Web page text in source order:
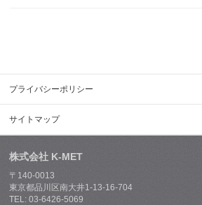
プライバシーポリシー
サイトマップ
株式会社 K-MET
〒140-0013
東京都品川区南大井1-13-16-704
TEL: 03-6426-5069